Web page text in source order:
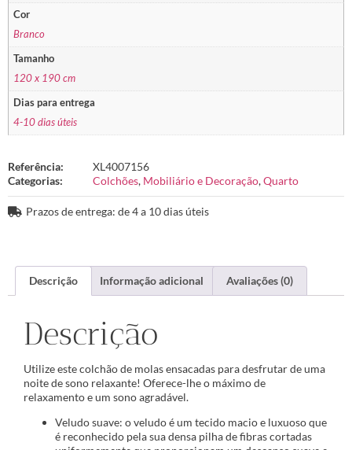
Cor
Branco
Tamanho
120 x 190 cm
Dias para entrega
4-10 dias úteis
Referência:
XL4007156
Categorias:
Colchões, Mobiliário e Decoração,Quarto
Prazos de entrega: de 4 a 10 dias úteis
Descrição Informação adicional Avaliações (0)
Descrição
Utilize este colchão de molas ensacadas para desfrutar de uma
noite de sono relaxante! Oferece-lhe o máximo de
relaxamento e um sono agradável.
Veludo suave: o veludo é um tecido macio e luxuoso que
é reconhecido pela sua densa pilha de fibras cortadas